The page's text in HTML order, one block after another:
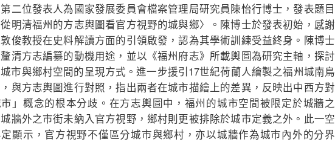
位發表人為國家發展委員會檔案管理局研究員陳怡行博士，發表題目
明清福州的方志輿圖看官方視野的城與鄉〉。陳博士於發表初始，感謝
俊教授在史料解讀方面的引領啟發，認為其學術訓練受益終身。陳博士
清方志編纂的動機用途，並以《福州府志》所載輿圖為研究主軸，探討
市與鄉村空間的呈現方式。進一步援引17世紀荷蘭人繪製之福州城南鳥
與方志輿圖進行對照，指出兩者在城市描繪上的差異，反映出中西方對
市」概念的根本分歧。在方志輿圖中，福州的城市空間被限定於城牆之
牆外之市街未納入官方視野，鄉村則更被排除於城市定義之外。此一空
顯示，官方視野不僅區分城市與鄉村，亦以城牆作為城市內外的分界